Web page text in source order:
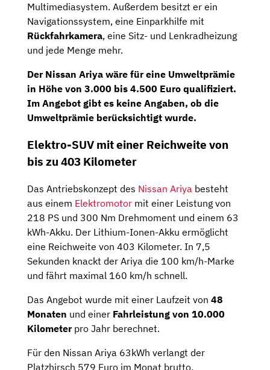
Multimediasystem. Außerdem besitzt er ein
Navigationssystem, eine Einparkhilfe mit
Rückfahrkamera, eine Sitz- und Lenkradheizung
und jede Menge mehr.
Der Nissan Ariya wäre für eine Umweltprämie
in Höhe von 3.000 bis 4.500 Euro qualifiziert.
Im Angebot gibt es keine Angaben, ob die
Umweltprämie berücksichtigt wurde.
Elektro-SUV mit einer Reichweite von
bis zu 403 Kilometer
Das Antriebskonzept des Nissan Ariya besteht
aus einem Elektromotor mit einer Leistung von
218 PS und 300 Nm Drehmoment und einem 63
kWh-Akku. Der Lithium-Ionen-Akku ermöglicht
eine Reichweite von 403 Kilometer. In 7,5
Sekunden knackt der Ariya die 100 km/h-Marke
und fährt maximal 160 km/h schnell.
Das Angebot wurde mit einer Laufzeit von 48
Monaten und einer Fahrleistung von 10.000
Kilometerpro Jahr berechnet.
Für den Nissan Ariya 63kWh verlangt der
Platzhirsch 579 Euro im Monat brutto.